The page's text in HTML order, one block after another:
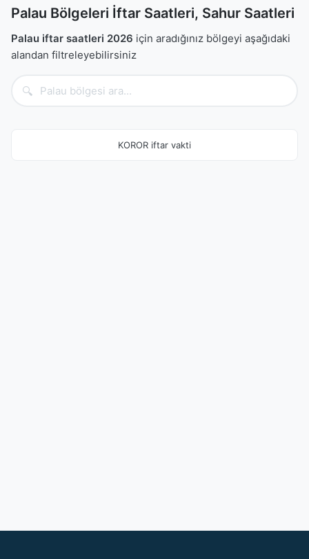
Palau Bölgeleri İftar Saatleri, Sahur Saatleri
Palau iftar saatleri 2026 için aradığınız bölgeyi aşağıdaki
alandan filtreleyebilirsiniz
🔍
KOROR iftar vakti